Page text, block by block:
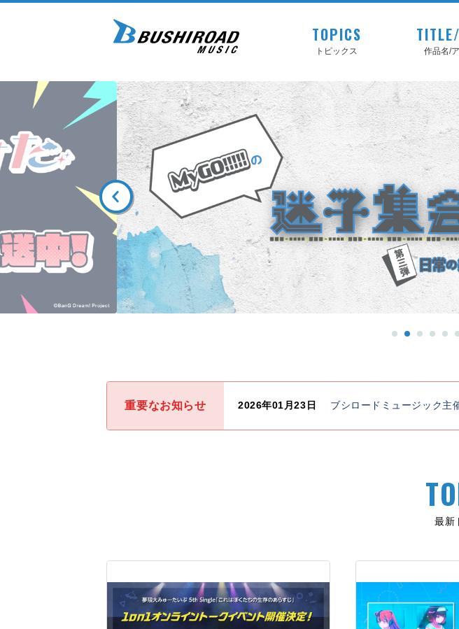
TOPICS
トピックス 作品名/
重要なお知らせ 2026年01月23日 ブシロードミュージック主
最新